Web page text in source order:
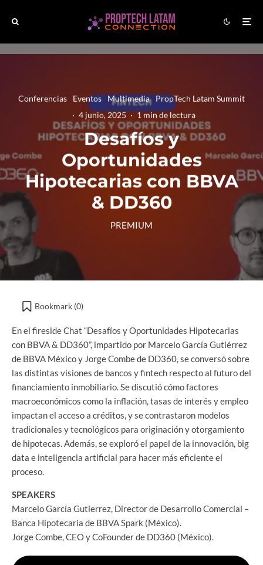
Conferencias Eventos Multimedia PropTech Latam Summit
· 4 junio, 2025 · 1 min de lectura
Desafíos y
Oportunidades
Hipotecarias con BBVA
& DD360
PREMIUM
Bookmark (0)
En el fireside Chat “Desafíos y Oportunidades Hipotecarias
con BBVA & DD360”, impartido por Marcelo García Gutiérrez
de BBVA México y Jorge Combe de DD360, se conversó sobre
las distintas visiones de bancos y fintech respecto al futuro del
financiamiento inmobiliario. Se discutió cómo factores
macroeconómicos como la inflación, tasas de interés y empleo
impactan el acceso a créditos, y se contrastaron modelos
tradicionales y tecnológicos para originación y otorgamiento
de hipotecas. Además, se exploró el papel de la innovación, big
data e inteligencia artificial para hacer más eficiente el
proceso.
SPEAKERS
Marcelo García Gutierrez, Director de Desarrollo Comercial –
Banca Hipotecaria de BBVA Spark (México).
Jorge Combe, CEO y CoFounder de DD360 (México).